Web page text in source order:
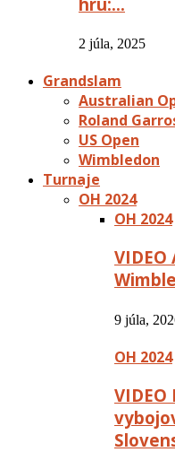
2 júla, 2025
Grandslam
Australian
Roland
US Open
Wimbledon
Turnaje
OH 2024
OH 2024
9 júla,
OH 2024